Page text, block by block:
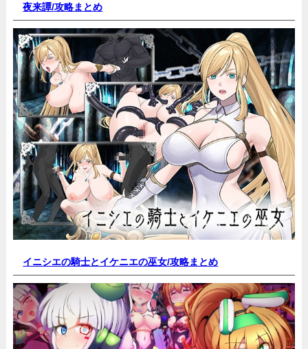
夜来譚/攻略まとめ
イニシエの騎士とイケニエの巫女/攻略まとめ